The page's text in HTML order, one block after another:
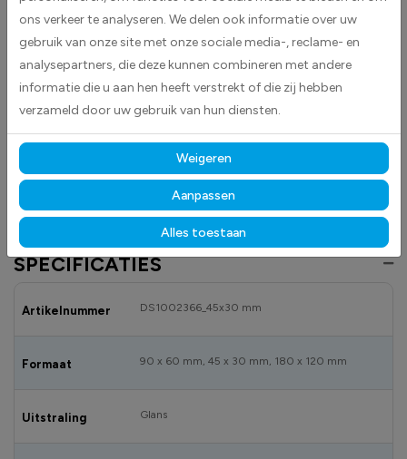
vlag van Wales en is eenvoudig aan te brengen op gladde oppervlakken
zoals auto’s, laptops en koffers.
Gemaakt van hoogwaardige high-tack folie, hecht deze sticker
betrouwbaar op vrijwel elk oppervlak.Dankzij de duurzame
materialen blijft hij langdurig mooi en goed leesbaar, zowel binnen als
buiten, bestand tegen licht, vocht en dagelijks gebruik.
Bekijk ook onze andere vlagstickers
verschillende landen te tonen.
SPECIFICATIES
Artikelnummer DS1002366_45x30 mm
Formaat 90 x 60 mm, 45 x 30 mm, 180 x 120 mm
Uitstraling Glans
ons verkeer te analyseren. We delen ook informatie over uw
gebruik van onze site met onze sociale media-, reclame- en
analysepartners, die deze kunnen combineren met andere
informatie die u aan hen heeft verstrekt of die zij hebben
verzameld door uw gebruik van hun diensten.
Weigeren
Aanpassen
Alles toestaan